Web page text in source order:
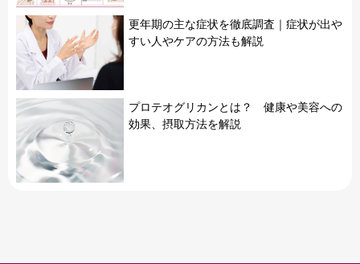
更年期の主な症状を徹底調査｜症状が出や
すい人やケアの方法も解説
プロテオグリカンとは？ 健康や美容への
効果、摂取方法を解説